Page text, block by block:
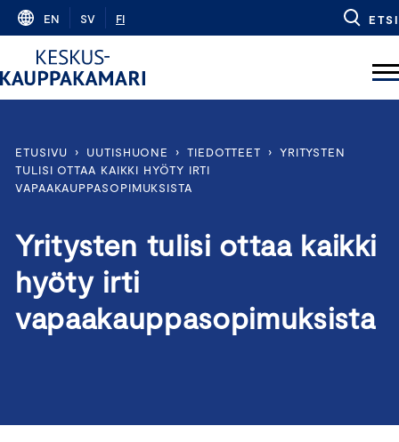
Skip
content
EN SV FI ETSI
ETUSIVU › UUTISHUONE › TIEDOTTEET › YRITYSTEN
TULISI OTTAA KAIKKI HYÖTY IRTI
VAPAAKAUPPASOPIMUKSISTA
Yritysten tulisi ottaa kaikki
hyöty irti
vapaakauppasopimuksista